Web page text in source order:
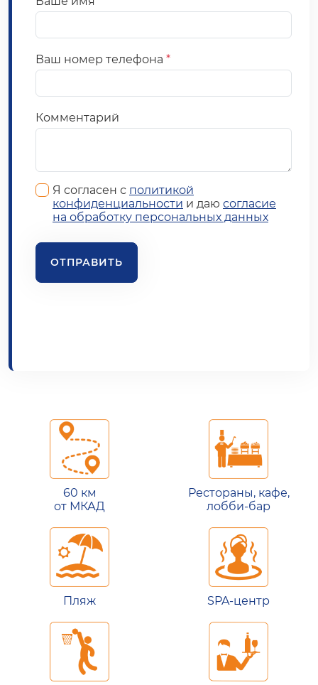
Ваш номер телефона *
Комментарий
Я согласен с политикой
конфиденциальности и даю согласие
на обработку персональных данных
ОТПРАВИТЬ
60 км
от МКАД
Рестораны, кафе,
лобби-бар
Пляж SPA-центр